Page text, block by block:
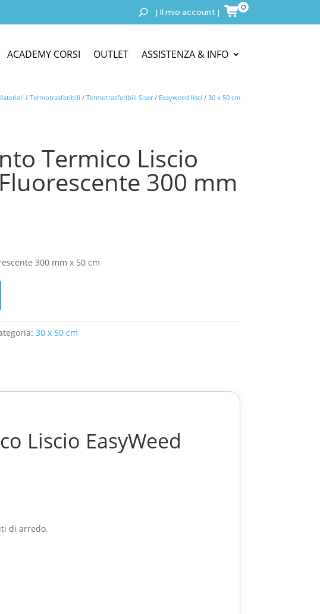
| Il mio account | 0
ACADEMY CORSI OUTLET ASSISTENZA & INFO
/ Termotrasferibili / Termotrasferibili Siser/ Easyweed lisci / 30 x 50 cm
Termico Liscio
300 mm
300 mm x 50 cm
30 x 50 cm
Liscio EasyWeed
di arredo.